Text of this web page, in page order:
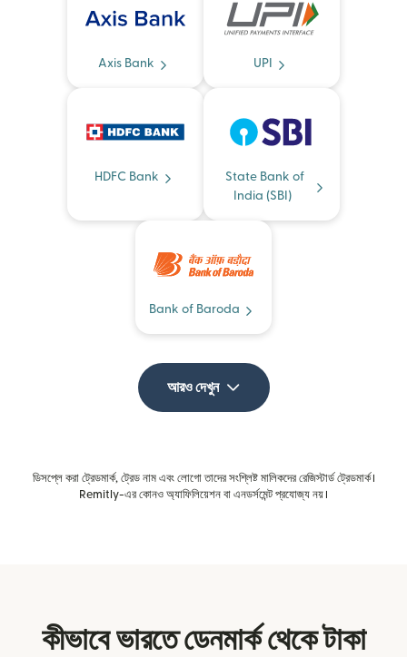
Axis Bank UPI
HDFC Bank
State Bank of
India (SBI)
Bank of Baroda
আরও দেখুন
ডিসপ্লে করা ট্রেডমার্ক, ট্রেড নাম এবং লোগো তাদের সংশ্লিষ্ট মালিকদের রেজিস্টার্ড ট্রেডমার্ক।
Remitly-এর কোনও অ্যাফিলিয়েশন বা এনডর্সমেন্ট প্রযোজ্য নয়।
কীভাবে ভারতে ডেনমার্ক থেকে টাকা